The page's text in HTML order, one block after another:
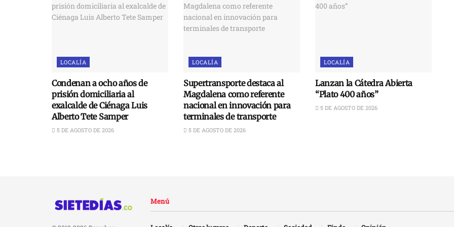
LOCALÍA
Condenan a ocho años de
prisión domiciliaria al
exalcalde de Ciénaga Luis
Alberto Tete Samper
5 DE AGOSTO DE 2026
LOCALÍA
Supertransporte destaca al
Magdalena como referente
nacional en innovación para
terminales de transporte
5 DE AGOSTO DE 2026
LOCALÍA
Lanzan la Cátedra Abierta
“Plato 400 años”
5 DE AGOSTO DE 2026
Menú